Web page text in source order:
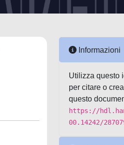
Informazioni
Utilizza questo
per citare o
questo
https://
00.14242/